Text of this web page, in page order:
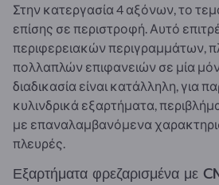
Στην κατεργασία 4 αξόνων, το
επίσης σε περιστροφή. Αυτό
περιφερειακών περιγραμμάτων,
πολλαπλών επιφανειών σε μία
διαδικασία είναι κατάλληλη, για
κυλινδρικά εξαρτήματα,
με επαναλαμβανόμενα
πλευρές.
Εξαρτήματα φρεζαρισμένα με